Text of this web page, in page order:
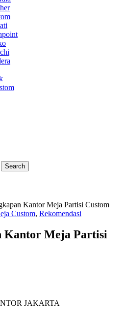
Search
Kantor Meja Partisi Custom
Custom, Rekomendasi
Kantor Meja Partisi